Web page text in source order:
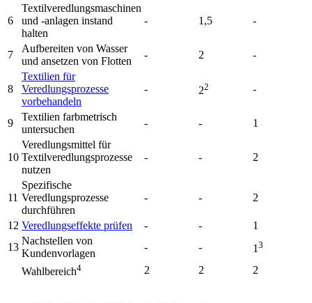
6
Textilveredlungsmaschinen
und -anlagen instand
halten
- 1,5 -
7
Aufbereiten von Wasser
und ansetzen von Flotten
- 2 -
8
Textilien für
Veredlungsprozesse
vorbehandeln
- 22 -
9
Textilien farbmetrisch
untersuchen
- - 1
10
Veredlungsmittel für
Textilveredlungsprozesse
nutzen
- - 2
11
Spezifische
Veredlungsprozesse
durchführen
- - 2
12 Veredlungseffekte prüfen - -
1
13
Nachstellen von
Kundenvorlagen
- - 1 3
Wahlbereich4 2 2 2